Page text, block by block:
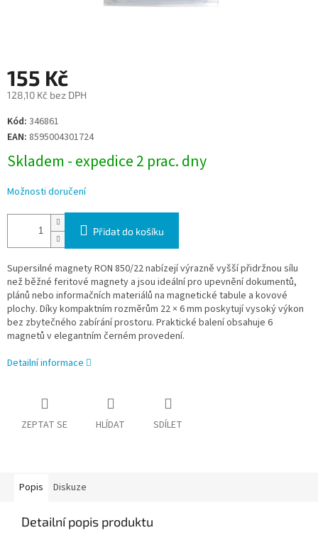
155 Kč
128,10 Kč bez DPH
Měrná
cena:
Kód: 346861
EAN: 8595004301724
Skladem - expedice 2 prac. dny
Možnosti doručení
Přidat do košíku
Supersilné magnety RON 850/22 nabízejí výrazně vyšší přidržnou sílu
než běžné feritové magnety a jsou ideální pro upevnění dokumentů,
plánů nebo informačních materiálů na magnetické tabule a kovové
plochy. Díky kompaktním rozměrům 22 × 6 mm poskytují vysoký výkon
bez zbytečného zabírání prostoru. Praktické balení obsahuje 6
magnetů v elegantním černém provedení.
Detailní informace
ZEPTAT SE HLÍDAT SDÍLET
Popis Diskuze
Detailní popis produktu